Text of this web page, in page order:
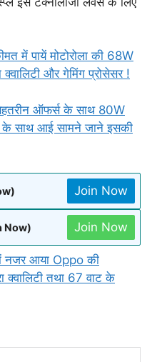
में पायें मोटोरोला की 68W
और गेमिंग प्रोसेसर !
ऑफर्स के साथ 80W
के साथ आई सामने जाने इसकी
Join Now
Now) Join Now
नजर आया Oppo की
तथा 67 वाट के